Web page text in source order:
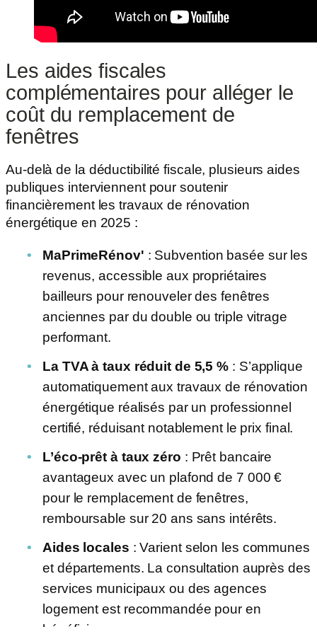
Les aides fiscales
complémentaires pour alléger le
coût du remplacement de
fenêtres
Au-delà de la déductibilité fiscale, plusieurs aides
publiques interviennent pour soutenir
financièrement les travaux de rénovation
énergétique en 2025 :
MaPrimeRénov' : Subvention basée sur les
revenus, accessible aux propriétaires
bailleurs pour renouveler des fenêtres
anciennes par du double ou triple vitrage
performant.
La TVA à taux réduit de 5,5 % : S’applique
automatiquement aux travaux de rénovation
énergétique réalisés par un professionnel
certifié, réduisant notablement le prix final.
L’éco-prêt à taux zéro : Prêt bancaire
avantageux avec un plafond de 7 000 €
pour le remplacement de fenêtres,
remboursable sur 20 ans sans intérêts.
Aides locales : Varient selon les communes
et départements. La consultation auprès des
services municipaux ou des agences
logement est recommandée pour en